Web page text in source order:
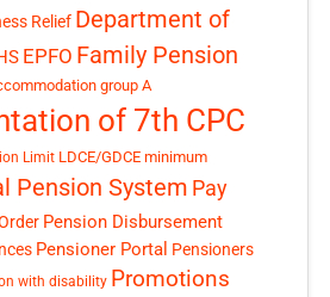
Relief Department of
EPFO Family Pension
group A
of 7th CPC
Limit LDCE/GDCE minimum
Pension System Pay
Pension Disbursement
Pensioner Portal Pensioners
with disability Promotions